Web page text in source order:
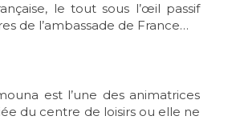
le tout sous l’œil passif
de l’ambassade de France…
est l’une des animatrices
du centre de loisirs ou elle ne